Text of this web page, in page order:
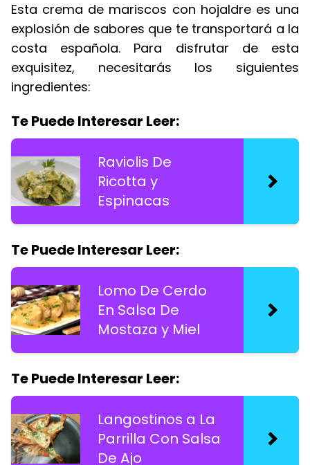
Esta crema de mariscos con hojaldre es una
explosión de sabores que te transportará a la
costa española. Para disfrutar de esta
exquisitez, necesitarás los siguientes
ingredientes:
Te Puede Interesar Leer:
Raviolis De
Ricotta y
Espinacas
Te Puede Interesar Leer:
Lomo De Cerdo
En Salsa De
Mostaza y Miel
Te Puede Interesar Leer:
Langostinos a La
Parrilla Con Salsa
De Ajo